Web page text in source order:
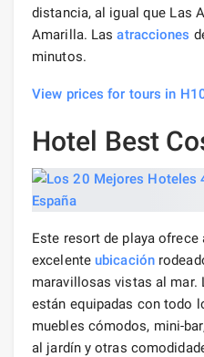
distancia, al igual que Las
Amarilla. Lasatracciones
minutos.
View prices for tours in
Hotel Best
Este resort de playa ofrece
excelente ubicación
maravillosas vistas al mar.
están equipadas con todo
muebles cómodos, mini-
al jardín y otras